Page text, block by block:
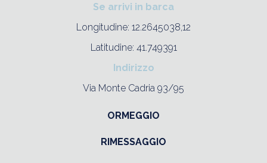
Se arrivi in barca
Longitudine: 12.2645038,12
Latitudine: 41.749391
Indirizzo
Via Monte Cadria 93/95
ORMEGGIO
RIMESSAGGIO